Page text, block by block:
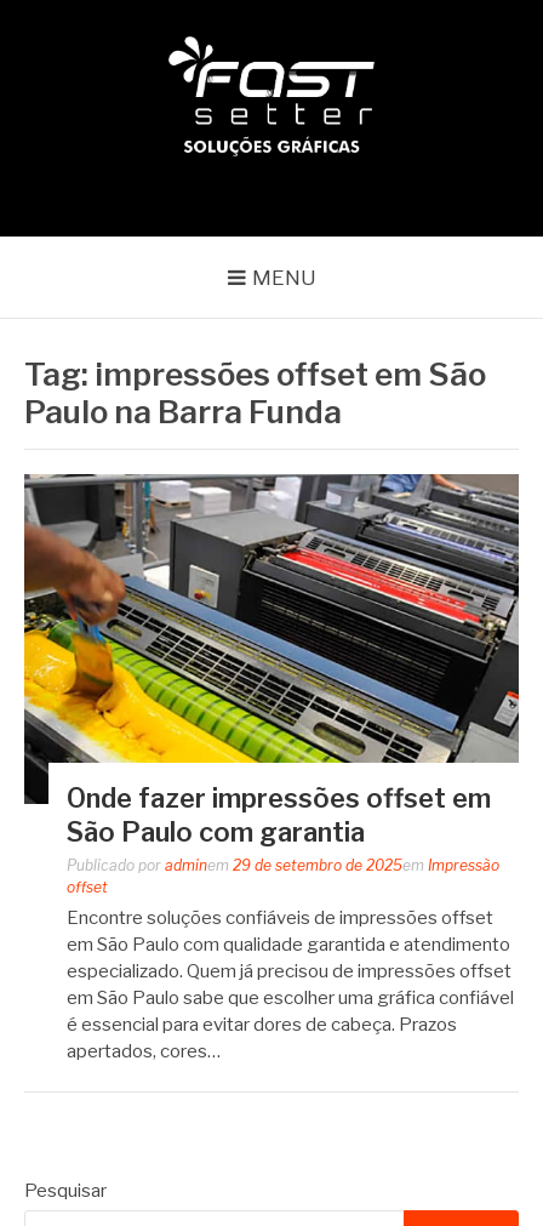
MENU
Tag: impressões offset em São
Paulo na Barra Funda
Onde fazer impressões offset em
São Paulo com garantia
Publicado por adminem 29 de setembro de 2025em Impressão
offset
Encontre soluções confiáveis de impressões offset
em São Paulo com qualidade garantida e atendimento
especializado. Quem já precisou de impressões offset
em São Paulo sabe que escolher uma gráfica confiável
é essencial para evitar dores de cabeça. Prazos
apertados, cores…
Pesquisar